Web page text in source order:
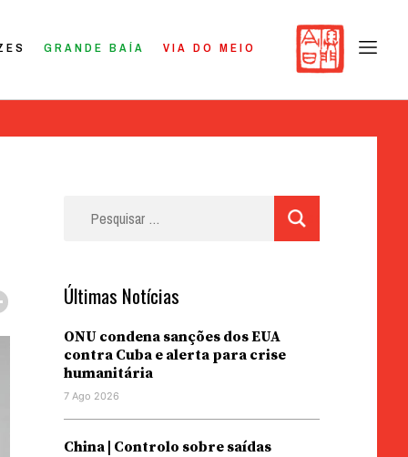
GRANDE BAÍA VIA DO MEIO
Últimas Notícias
ONU condena sanções dos EUA
contra Cuba e alerta para crise
humanitária
7 Ago 2026
China | Controlo sobre saídas